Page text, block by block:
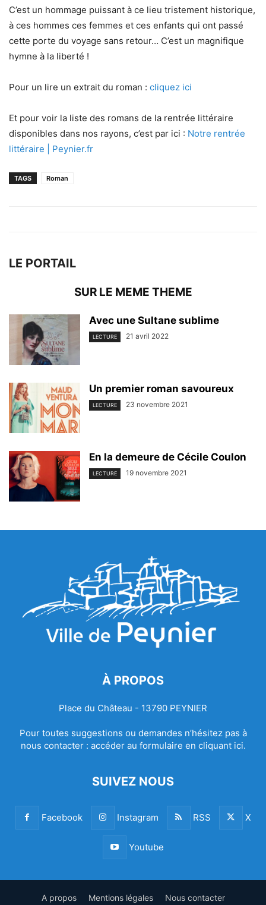
C’est un hommage puissant à ce lieu tristement historique,
à ces hommes ces femmes et ces enfants qui ont passé
cette porte du voyage sans retour… C’est un magnifique
hymne à la liberté !
Pour un lire un extrait du roman : cliquez ici
Et pour voir la liste des romans de la rentrée littéraire
disponibles dans nos rayons, c’est par ici : Notre rentrée
littéraire | Peynier.fr
TAGS Roman
LE PORTAIL
SUR LE MEME THEME
Avec une Sultane sublime
LECTURE 21 avril 2022
Un premier roman savoureux
LECTURE 23 novembre 2021
En la demeure de Cécile Coulon
LECTURE 19 novembre 2021
À PROPOS
Place du Château - 13790 PEYNIER
Pour toutes suggestions ou demandes n’hésitez pas à
nous contacter : accéder au formulaire en cliquant ici.
SUIVEZ NOUS
Facebook Instagram RSS X
Youtube
A propos Mentions légales Nous contacter